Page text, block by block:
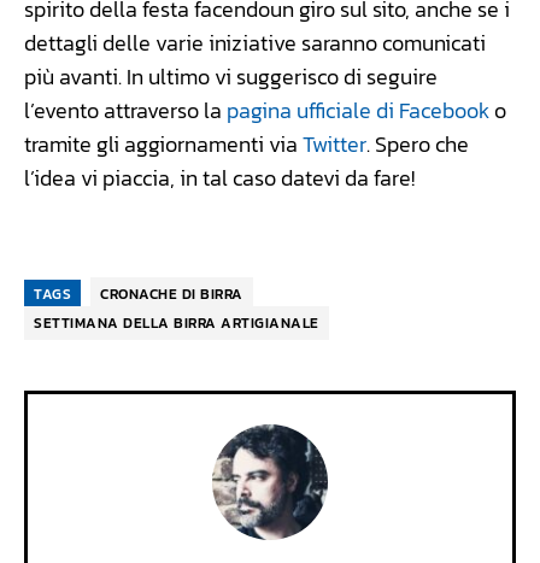
spirito della festa facendoun giro sul sito, anche se i
dettagli delle varie iniziative saranno comunicati
più avanti. In ultimo vi suggerisco di seguire
l’evento attraverso la pagina ufficiale di Facebooko
tramite gli aggiornamenti viaTwitter. Spero che
l’idea vi piaccia, in tal caso datevi da fare!
TAGS
CRONACHE DI BIRRA
SETTIMANA DELLA BIRRA ARTIGIANALE